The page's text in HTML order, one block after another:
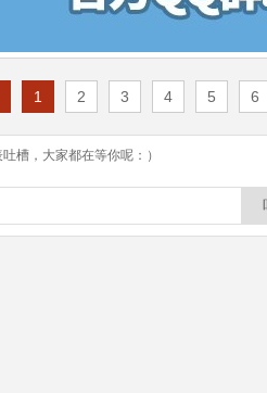
1 2 3 4 5 6
槽，大家都在等你呢：）